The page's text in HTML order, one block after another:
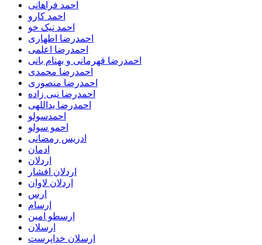
احمد فراهانی
احمد کارو
احمد نیک خو
احمدرضا اطهاری
احمدرضا اعلمی
احمدرضا قهرمانی و بهنام بانی
احمدرضا محمدی
احمدرضا منصوری
احمدرضا نبی زاده
احمدرضا یداللهی
احمدسولو
احمو سولو
ادریس رمضانی
ادمان
اردلان
اردلان افشار
اردلان لاوان
ارس
ارسام
ارسطو امین
ارسلان
ارسلان خداپرست